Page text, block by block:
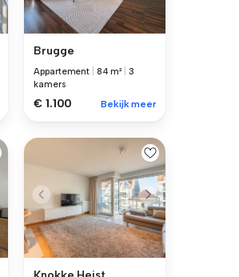
Brugge
Appartement 84 m²
3
kamers
€ 1.100 Bekijk meer